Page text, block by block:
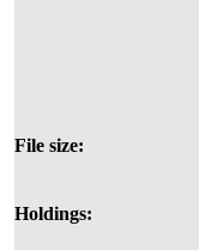
File size:
Holdings: